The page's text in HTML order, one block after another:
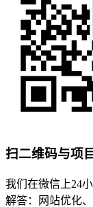
扫二维码与项
我们在微信上24
解答：网站优化